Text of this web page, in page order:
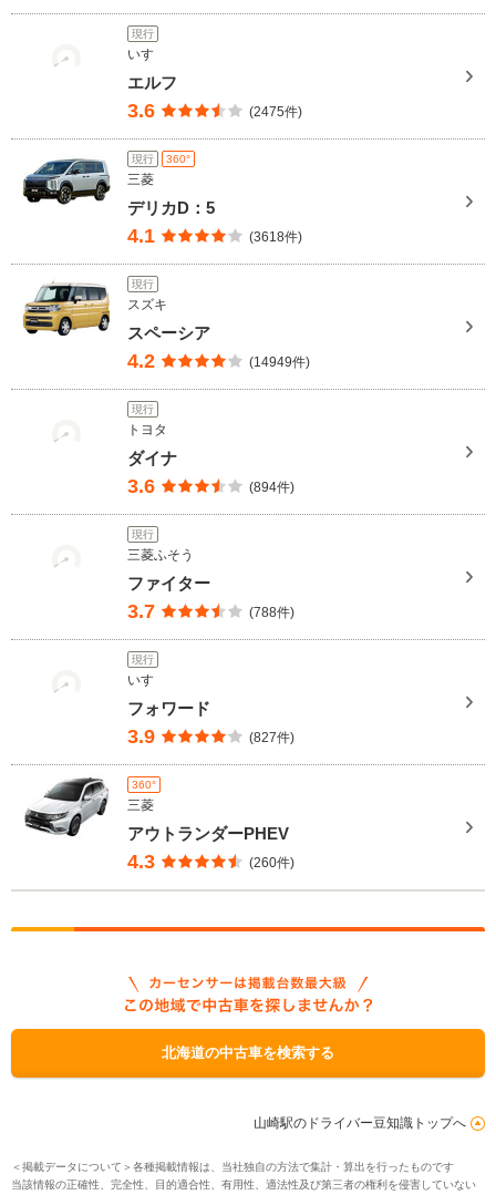
現行
いすゞ
エルフ
3.6 (2475件)
現行 360°
三菱
デリカD：5
4.1 (3618件)
現行
スズキ
スペーシア
4.2 (14949件)
現行
トヨタ
ダイナ
3.6 (894件)
現行
三菱ふそう
ファイター
3.7 (788件)
現行
いすゞ
フォワード
3.9 (827件)
360°
三菱
アウトランダーPHEV
4.3 (260件)
北海道の中古車を検索する
山崎駅のドライバー豆知識トップへ
＜掲載データについて＞各種掲載情報は、当社独自の方法で集計・算出を行ったものです
当該情報の正確性、完全性、目的適合性、有用性、適法性及び第三者の権利を侵害していない